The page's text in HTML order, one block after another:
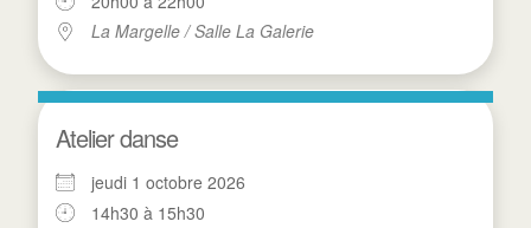
La Margelle / Salle La Galerie
Atelier danse
jeudi 1 octobre 2026
14h30 à 15h30